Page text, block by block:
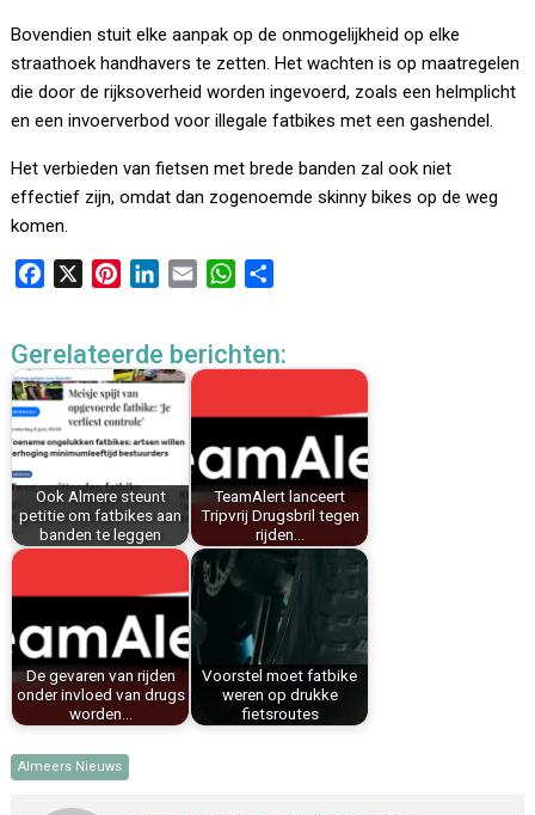
Bovendien stuit elke aanpak op de onmogelijkheid op elke
straathoek handhavers te zetten. Het wachten is op maatregelen
die door de rijksoverheid worden ingevoerd, zoals een helmplicht
en een invoerverbod voor illegale fatbikes met een gashendel.
Het verbieden van fietsen met brede banden zal ook niet
effectief zijn, omdat dan zogenoemde skinny bikes op de weg
komen.
e
b
o
t
e
r
e
t
k
e
d
I
i
W
t
A
p
p
e
Gerelateerde berichten:
Ook Almere steunt
petitie om fatbikes aan
banden te leggen
TeamAlert lanceert
Tripvrij Drugsbril tegen
rijden…
De gevaren van rijden
onder invloed van drugs
worden…
Voorstel moet fatbike
weren op drukke
fietsroutes
Almeers Nieuws